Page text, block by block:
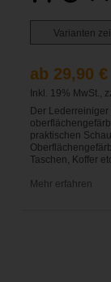
Varianten
ab 29,90 €
Inkl. 19% MwSt.,
Der
praktischen
Taschen, Koffer
Mehr erfahren